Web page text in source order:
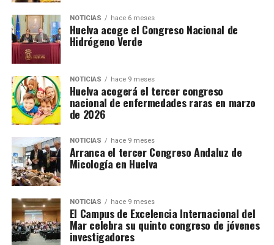
NOTICIAS hace 6 meses
Huelva acoge el Congreso Nacional de
Hidrógeno Verde
NOTICIAS hace 9 meses
Huelva acogerá el tercer congreso
nacional de enfermedades raras en marzo
de 2026
NOTICIAS hace 9 meses
Arranca el tercer Congreso Andaluz de
Micología en Huelva
NOTICIAS hace 9 meses
El Campus de Excelencia Internacional del
Mar celebra su quinto congreso de jóvenes
investigadores